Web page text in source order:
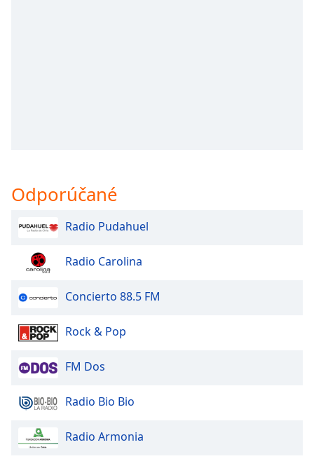
Fullscreen
This
modal
window.
Beginning
dialog
window.
Escape
and
window.
Odporúčané
Radio Pudahuel
Radio Carolina
Concierto 88.5 FM
Rock & Pop
FM Dos
Radio Bio Bio
Radio Armonia